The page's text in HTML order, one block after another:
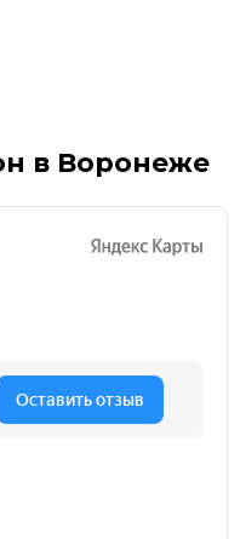
в Воронеже